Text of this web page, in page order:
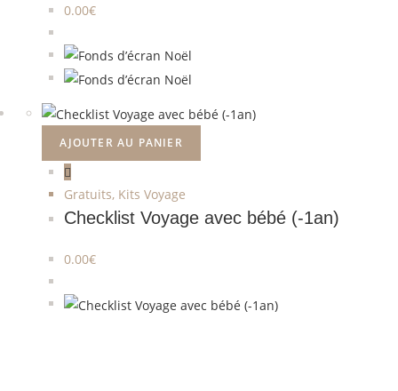
0.00€
AJOUTER AU PANIER
Gratuits, Kits Voyage
Checklist Voyage avec bébé (-1an)
0.00€